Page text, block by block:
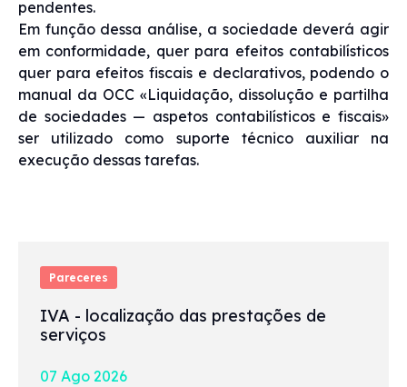
Pareceres
IVA - localização das prestações de
serviços
07 Ago 2026
pendentes.
Em função dessa análise, a sociedade deverá agir
em conformidade, quer para efeitos contabilísticos
quer para efeitos fiscais e declarativos, podendo o
manual da OCC «Liquidação, dissolução e partilha
de sociedades — aspetos contabilísticos e fiscais»
ser utilizado como suporte técnico auxiliar na
execução dessas tarefas.